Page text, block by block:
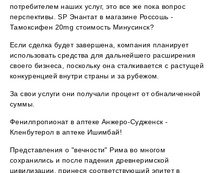
потребителем наших услуг, это все же пока вопрос
перспективы. SP Энантат в магазине Россошь -
Тамоксифен 20mg стоимость Минусинск?
Если сделка будет завершена, компания планирует
использовать средства для дальнейшего расширения
своего бизнеса, поскольку она сталкивается с растущей
конкуренцией внутри страны и за рубежом.
За свои услуги они получали процент от обналиченной
суммы.
Фенилпропионат в аптеке Анжеро-Судженск -
Кленбутерол в аптеке Ишимбай!
Представления о "вечности" Рима во многом
сохранились и после падения древнеримской
цивилизации, принеся соответствующий эпитет в